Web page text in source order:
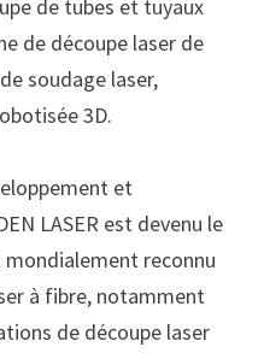
de tubes et tuyaux
de découpe laser de
soudage laser,
3D.
et
LASER est devenu le
reconnu
à fibre, notamment
de découpe laser